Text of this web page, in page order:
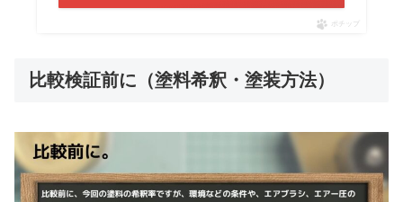
ポチップ
比較検証前に（塗料希釈・塗装方法）